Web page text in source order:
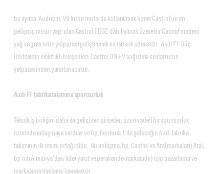
bp ayrıca, Audi için, V6 turbo motorda kullanılmak üzere Castrol’ün en
gelişmiş motor yağı olan Castrol EDGE dâhil olmak üzere bir Castrol madeni
yağ ve gres ürün yelpazesi geliştirecek ve tedarik edecektir. Audi F1 Güç
Ünitesinin elektrikli bileşenleri, Castrol ON EV soğutma sıvıları ürün
yelpazesinden yararlanacaktır.
Audi F1 fabrika takımına sponsorluk
Teknik iş birliğini daha da geliştiren şirketler, uzun vadeli bir sponsorluk
üzerinde anlaşmaya vardılar ve bp, Formula 1’de geleceğin Audi fabrika
takımının ilk resmi ortağı oldu. Bu anlaşma, bp, Castrol ve Aral markaları (Aral,
bp’nin Almanya’daki lider yakıt ve perakende markasıdır) için pazarlama ve
markalama haklarını içerecektir.